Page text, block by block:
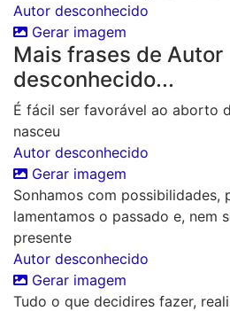
Autor desconhecido
Gerar imagem
Mais frases de Autor
desconhecido...
É fácil ser favorável ao aborto
nasceu
Autor desconhecido
Gerar imagem
Sonhamos com possibilidades,
lamentamos o passado e, nem
presente
Autor desconhecido
Gerar imagem
Tudo o que decidires fazer,